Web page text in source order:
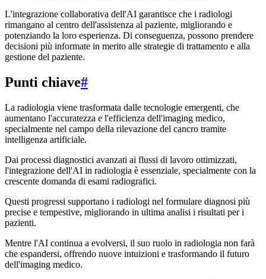
L'integrazione collaborativa dell'AI garantisce che i radiologi
rimangano al centro dell'assistenza al paziente, migliorando e
potenziando la loro esperienza. Di conseguenza, possono prendere
decisioni più informate in merito alle strategie di trattamento e alla
gestione del paziente.
Punti chiave#
La radiologia viene trasformata dalle tecnologie emergenti, che
aumentano l'accuratezza e l'efficienza dell'imaging medico,
specialmente nel campo della rilevazione del cancro tramite
intelligenza artificiale.
Dai processi diagnostici avanzati ai flussi di lavoro ottimizzati,
l'integrazione dell'AI in radiologia è essenziale, specialmente con la
crescente domanda di esami radiografici.
Questi progressi supportano i radiologi nel formulare diagnosi più
precise e tempestive, migliorando in ultima analisi i risultati per i
pazienti.
Mentre l'AI continua a evolversi, il suo ruolo in radiologia non farà
che espandersi, offrendo nuove intuizioni e trasformando il futuro
dell'imaging medico.